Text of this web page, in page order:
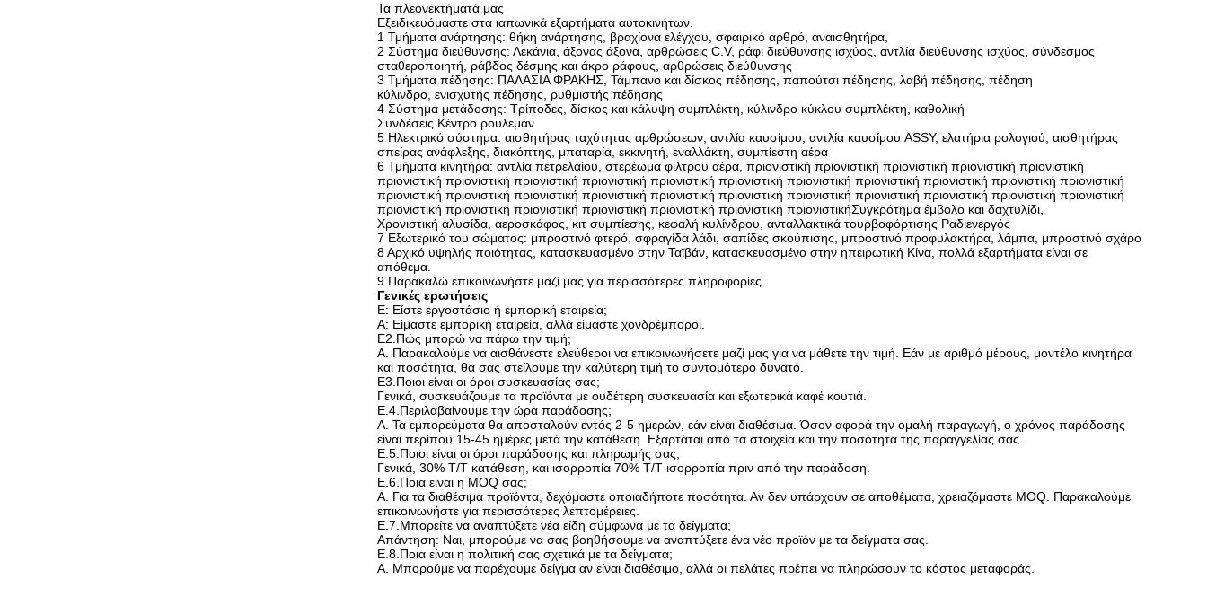
Τα πλεονεκτήματά μας
Εξειδικευόμαστε στα ιαπωνικά εξαρτήματα αυτοκινήτων.
1 Τμήματα ανάρτησης: θήκη ανάρτησης, βραχίονα ελέγχου, σφαιρικό αρθρό, αναισθητήρα,
2 Σύστημα διεύθυνσης: Λεκάνια, άξονας άξονα, αρθρώσεις C.V, ράφι διεύθυνσης ισχύος, αντλία διεύθυνσης ισχύος, σύνδεσμος
σταθεροποιητή, ράβδος δέσμης και άκρο ράφους, αρθρώσεις διεύθυνσης
3 Τμήματα πέδησης: ΠΑΛΑΣΙΑ ΦΡΑΚΗΣ, Τάμπανο και δίσκος πέδησης, παπούτσι πέδησης, λαβή πέδησης, πέδηση
κύλινδρο, ενισχυτής πέδησης, ρυθμιστής πέδησης
4 Σύστημα μετάδοσης: Τρίποδες, δίσκος και κάλυψη συμπλέκτη, κύλινδρο κύκλου συμπλέκτη, καθολική
Συνδέσεις Κέντρο ρουλεμάν
5 Ηλεκτρικό σύστημα: αισθητήρας ταχύτητας αρθρώσεων, αντλία καυσίμου, αντλία καυσίμου ASSY, ελατήρια ρολογιού, αισθητήρας
σπείρας ανάφλεξης, διακόπτης, μπαταρία, εκκινητή, εναλλάκτη, συμπίεστη αέρα
6 Τμήματα κινητήρα: αντλία πετρελαίου, στερέωμα φίλτρου αέρα, πριονιστική πριονιστική πριονιστική πριονιστική πριονιστική
πριονιστική πριονιστική πριονιστική πριονιστική πριονιστική πριονιστική πριονιστική πριονιστική πριονιστική πριονιστική πριονιστική
πριονιστική πριονιστική πριονιστική πριονιστική πριονιστική πριονιστική πριονιστική πριονιστική πριονιστική πριονιστική πριονιστική
πριονιστική πριονιστική πριονιστική πριονιστική πριονιστική πριονιστική πριονιστικήΣυγκρότημα έμβολο και δαχτυλίδι,
Χρονιστική αλυσίδα, αεροσκάφος, κιτ συμπίεσης, κεφαλή κυλίνδρου, ανταλλακτικά τουρβοφόρτισης Ραδιενεργός
7 Εξωτερικό του σώματος: μπροστινό φτερό, σφραγίδα λάδι, σαπίδες σκούπισης, μπροστινό προφυλακτήρα, λάμπα, μπροστινό σχάρο
8 Αρχικό υψηλής ποιότητας, κατασκευασμένο στην Ταϊβάν, κατασκευασμένο στην ηπειρωτική Κίνα, πολλά εξαρτήματα είναι σε
απόθεμα.
9 Παρακαλώ επικοινωνήστε μαζί μας για περισσότερες πληροφορίες
Γενικές ερωτήσεις
Ε: Είστε εργοστάσιο ή εμπορική εταιρεία;
Α: Είμαστε εμπορική εταιρεία, αλλά είμαστε χονδρέμποροι.
Ε2.Πώς μπορώ να πάρω την τιμή;
Α. Παρακαλούμε να αισθάνεστε ελεύθεροι να επικοινωνήσετε μαζί μας για να μάθετε την τιμή. Εάν με αριθμό μέρους, μοντέλο κινητήρα
και ποσότητα, θα σας στείλουμε την καλύτερη τιμή το συντομότερο δυνατό.
Ε3.Ποιοι είναι οι όροι συσκευασίας σας;
Γενικά, συσκευάζουμε τα προϊόντα με ουδέτερη συσκευασία και εξωτερικά καφέ κουτιά.
Ε.4.Περιλαβαίνουμε την ώρα παράδοσης;
Α. Τα εμπορεύματα θα αποσταλούν εντός 2-5 ημερών, εάν είναι διαθέσιμα. Όσον αφορά την ομαλή παραγωγή, ο χρόνος παράδοσης
είναι περίπου 15-45 ημέρες μετά την κατάθεση. Εξαρτάται από τα στοιχεία και την ποσότητα της παραγγελίας σας.
Ε.5.Ποιοι είναι οι όροι παράδοσης και πληρωμής σας;
Γενικά, 30% T/T κατάθεση, και ισορροπία 70% T/T ισορροπία πριν από την παράδοση.
Ε.6.Ποια είναι η MOQ σας;
Α. Για τα διαθέσιμα προϊόντα, δεχόμαστε οποιαδήποτε ποσότητα. Αν δεν υπάρχουν σε αποθέματα, χρειαζόμαστε MOQ. Παρακαλούμε
επικοινωνήστε για περισσότερες λεπτομέρειες.
Ε.7.Μπορείτε να αναπτύξετε νέα είδη σύμφωνα με τα δείγματα;
Απάντηση: Ναι, μπορούμε να σας βοηθήσουμε να αναπτύξετε ένα νέο προϊόν με τα δείγματα σας.
Ε.8.Ποια είναι η πολιτική σας σχετικά με τα δείγματα;
Α. Μπορούμε να παρέχουμε δείγμα αν είναι διαθέσιμο, αλλά οι πελάτες πρέπει να πληρώσουν το κόστος μεταφοράς.